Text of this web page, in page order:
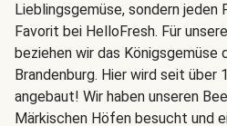
Lieblingsgemüse, sondern jeden
Favorit bei HelloFresh. Für
beziehen wir das Königsgemüse
Brandenburg. Hier wird seit über
angebaut! Wir haben unseren
Märkischen Höfen besucht und